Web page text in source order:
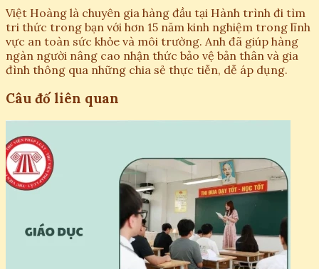
Việt Hoàng là chuyên gia hàng đầu tại Hành trình đi tìm
tri thức trong bạn với hơn 15 năm kinh nghiệm trong lĩnh
vực an toàn sức khỏe và môi trường. Anh đã giúp hàng
ngàn người nâng cao nhận thức bảo vệ bản thân và gia
đình thông qua những chia sẻ thực tiễn, dễ áp dụng.
Câu đố liên quan